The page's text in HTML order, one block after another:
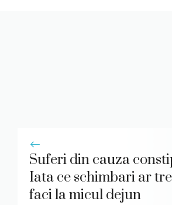
Suferi din cauza
Iata ce schimbari ar
faci la micul dejun